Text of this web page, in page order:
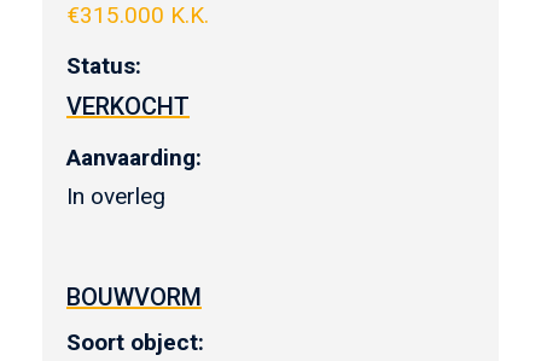
€315.000 K.K.
Status:
VERKOCHT
Aanvaarding:
In overleg
BOUWVORM
Soort object: